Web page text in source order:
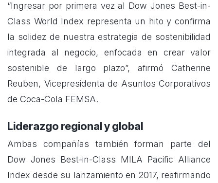
“Ingresar por primera vez al Dow Jones Best-in-
Class World Index representa un hito y confirma
la solidez de nuestra estrategia de sostenibilidad
integrada al negocio, enfocada en crear valor
sostenible de largo plazo”, afirmó Catherine
Reuben, Vicepresidenta de Asuntos Corporativos
de Coca-Cola FEMSA.
Liderazgo regional y global
Ambas compañías también forman parte del
Dow Jones Best-in-Class MILA Pacific Alliance
Index desde su lanzamiento en 2017, reafirmando